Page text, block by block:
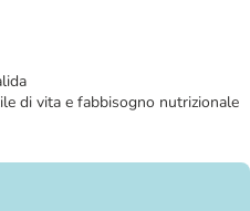
di vita e fabbisogno nutrizionale